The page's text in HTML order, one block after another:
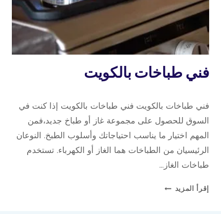
خدمة
منازل
فني طباخات بالكويت
repaircookers
فني طباخات بالكويت فني طباخات بالكويت إذا كنت في
السوق للحصول على مجموعة غاز أو طباخ جديد،فمن
المهم اختيار ما يناسب احتياجاتك وأسلوب الطبخ. النوعان
الرئيسيان من الطباخات هما الغاز أو الكهرباء. تستخدم
طباخات الغاز…
إقرأ المزيد فني